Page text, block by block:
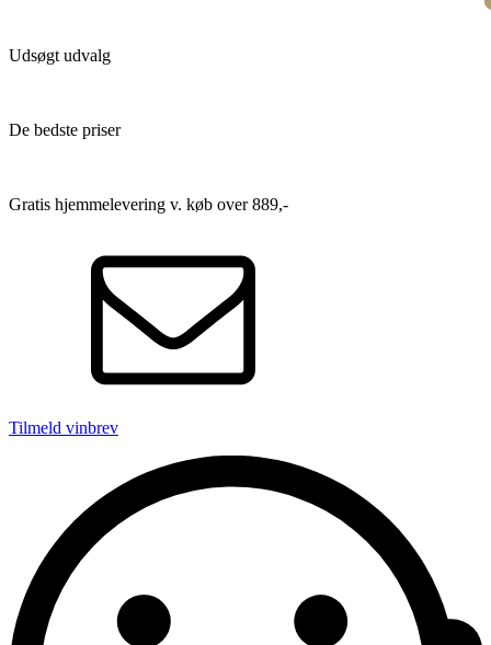
Udsøgt udvalg
De bedste priser
Gratis hjemmelevering v. køb over 889,-
Tilmeld vinbrev